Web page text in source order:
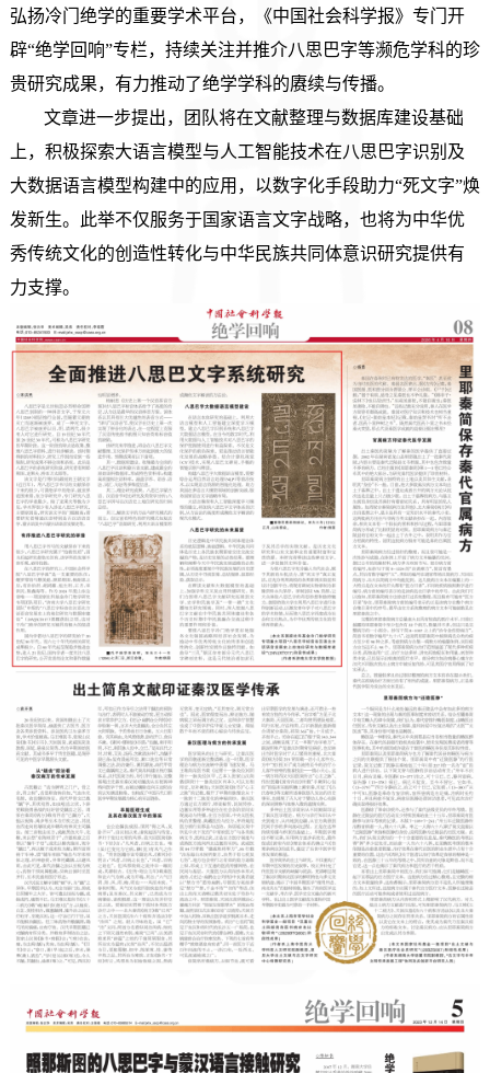
弘扬冷门绝学的重要学术平台，《中国社会科学报》专门开
辟“绝学回响”专栏，持续关注并推介八思巴字等濒危学科的珍
贵研究成果，有力推动了绝学学科的赓续与传播。
文章进一步提出，团队将在文献整理与数据库建设基础
上，积极探索大语言模型与人工智能技术在八思巴字识别及
大数据语言模型构建中的应用，以数字化手段助力“死文字”焕
发新生。此举不仅服务于国家语言文字战略，也将为中华优
秀传统文化的创造性转化与中华民族共同体意识研究提供有
力支撑。